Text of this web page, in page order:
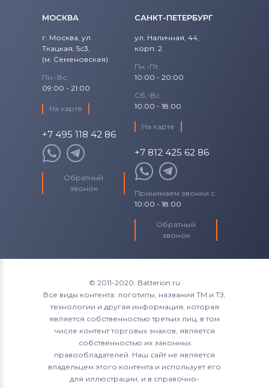
МОСКВА
г. Москва, ул.
Ткацкая, 5с3,
(м. Семеновская)
Пн.-Вс.
09:00 - 21:00
На карте
+7 495 118 42 86
Обратный
звонок
САНКТ-ПЕТЕРБУРГ
ул. Наличная, 44,
корп. 2
Пн.-Пт.
10:00 - 20:00
Сб.-Вс.
10:00 - 18:00
На карте
+7 812 425 62 86
Принимаем звонки с
10:00 - 18:00
Обратный
звонок
© 2011-2020. Batterion.ru
Все виды контента: логотипы, названия ТМ и ТЗ,
технологии и другая информация, которая
является собственностью третьих лиц, в том
числе контент торговых знаков, является
собственностью их законных
правообладателей. Наш сайт не является
владельцем этого контента и использует его
для иллюстрации, и в справочно-